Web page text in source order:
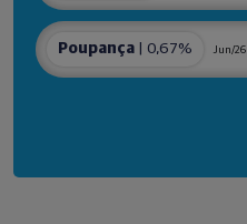
Poupança | 0,67% Jun/26